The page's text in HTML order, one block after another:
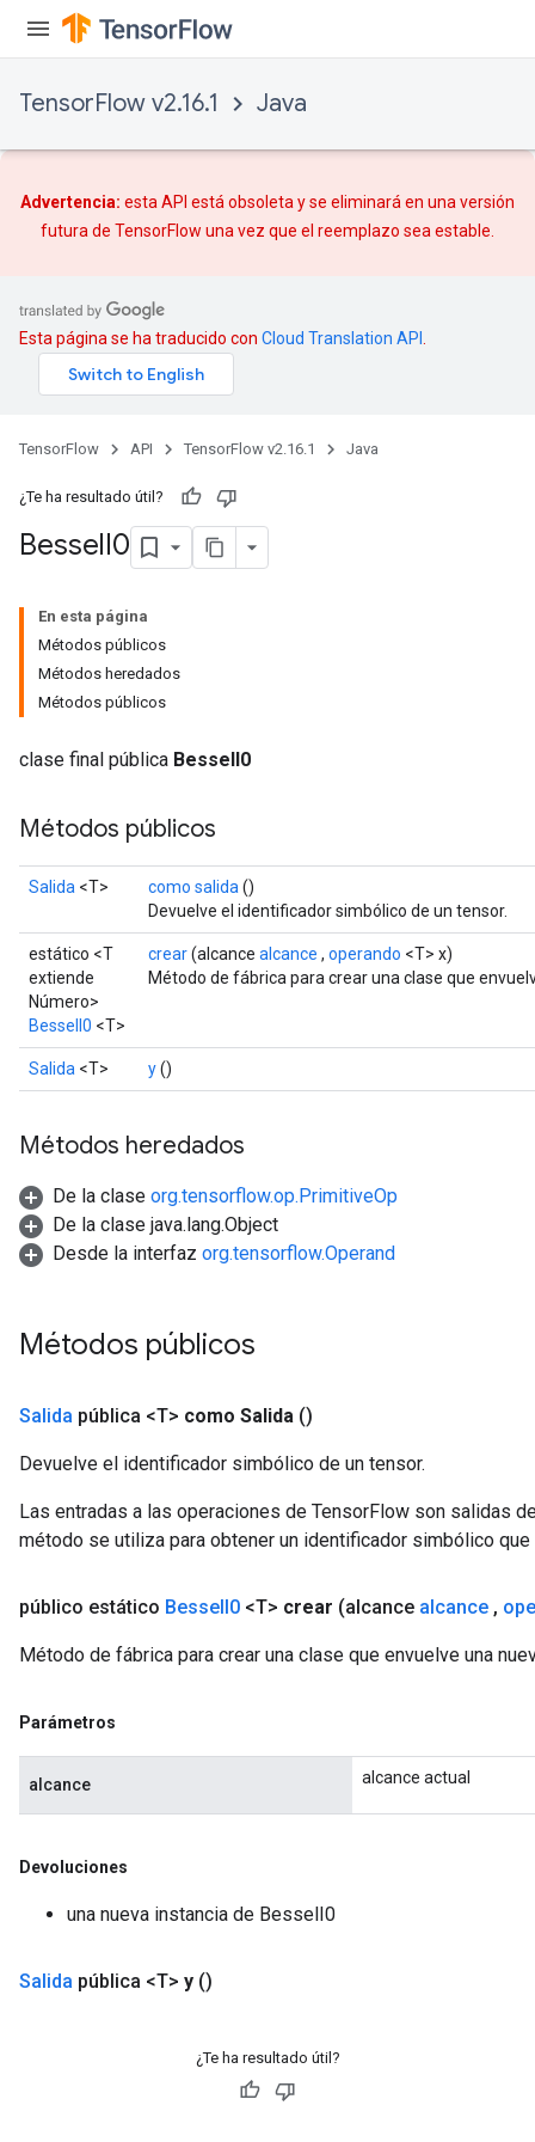
TensorFlow v2.16.1 Java
Advertencia: esta API está obsoleta y se eliminará en una versión
futura de TensorFlow una vez que el reemplazo sea estable.
Esta página se ha traducido con Cloud Translation API
TensorFlow API TensorFlow v2.16.1 Java
¿Te ha resultado útil?
BesselI0
En esta página
Métodos públicos
Métodos heredados
Métodos públicos
clase final pública BesselI0
Métodos públicos
Salida <T> como salida ()
Devuelve el identificador simbólico de un tensor.
estático <T
extiende
Número>
BesselI0 <T>
crear(alcance alcance , operando <T> x)
Método de fábrica para crear una clase que
Salida <T> y()
Métodos heredados
De la clase org.tensorflow.op.PrimitiveOp
De la clase java.lang.Object
Desde la interfaz org.tensorflow.Operand
Métodos públicos
Salida pública <T> como Salida ()
Devuelve el identificador simbólico de un tensor.
Las entradas a las operaciones de TensorFlow son salidas
método se utiliza para obtener un identificador simbólico
público estático BesselI0 <T> crear (alcance alcance ,
Método de fábrica para crear una clase que envuelve una
Parámetros
alcance alcance actual
Devoluciones
una nueva instancia de BesselI0
Salida pública <T> y ()
¿Te ha resultado útil?